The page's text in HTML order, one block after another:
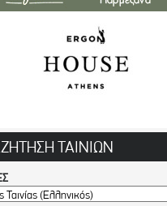
ΤΑΙΝΙΩΝ